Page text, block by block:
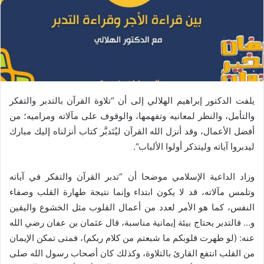
يلفت الدكتور إبراهيم الهلالي إلى أن “تلاوة القرآن بالتدبر والتفكر
والتأمل، والنظر لمعانيه وتفهمها، والوقوف على مآلاته ومراميه؛ من
أفضل الأعمال، وقد أنزل الله القرآن ليُتَدبَّركتاب أنزلناه إليك مبارك
ليدبروا آياته وليتذكر أولوا الألباب“.
وزاد الداعية الإسلامي موضحا أن “تدبر القرآن والتفكر في آياته
وتلمس مآلاته، قد لا يكون ابتداء وإنما نتيجة طهارة القلب وصفاء
النفس، كما هو الأمر لعدد من أعمال القلوب مثل الخشوع واليقين
و… فالتدبر يحتاج بيئة إيمانية مناسبة، قال عثمان بن عفان رضي الله
عنه: (لو طهرت قلوبكم ما شبعتم من كلام ربكم)، فمتى تمكن الإيمان
من القلب انتفع القارئ بالتلاوة، وكذلك كان أصحاب رسول الله صلى